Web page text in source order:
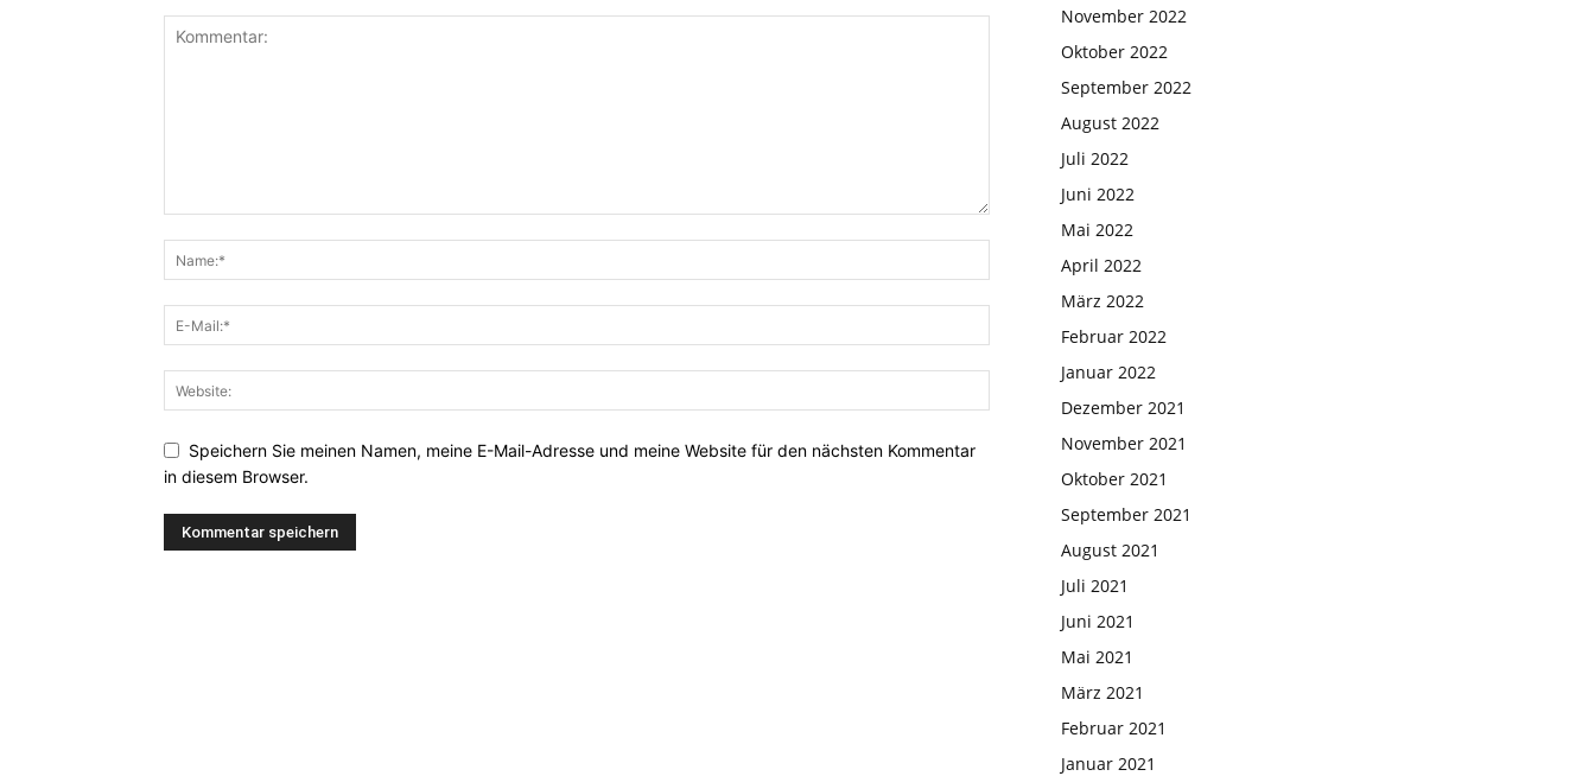
Speichern Sie meinen Namen, meine E-Mail-Adresse und meine Website für den nächsten Kommentar
in diesem Browser.
November 2022
Oktober 2022
September 2022
August 2022
Juli 2022
Juni 2022
Mai 2022
April 2022
März 2022
Februar 2022
Januar 2022
Dezember 2021
November 2021
Oktober 2021
September 2021
August 2021
Juli 2021
Juni 2021
Mai 2021
März 2021
Februar 2021
Januar 2021